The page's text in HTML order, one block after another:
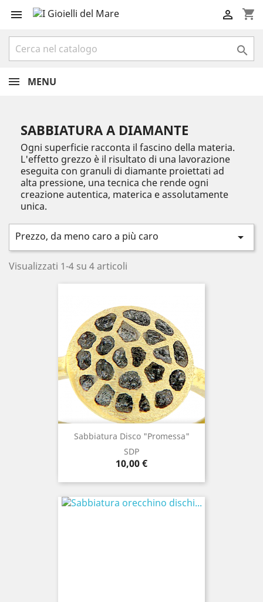
 shopping_cart


MENU
SABBIATURA A DIAMANTE
Ogni superficie racconta il fascino della materia.
L'effetto grezzo è il risultato di una lavorazione
eseguita con granuli di diamante proiettati ad
alta pressione, una tecnica che rende ogni
creazione autentica, materica e assolutamente
unica.
Prezzo, da meno caro a più caro 
Visualizzati 1-4 su 4 articoli
Sabbiatura Disco "promessa"
SDP
Prezzo
10,00 €